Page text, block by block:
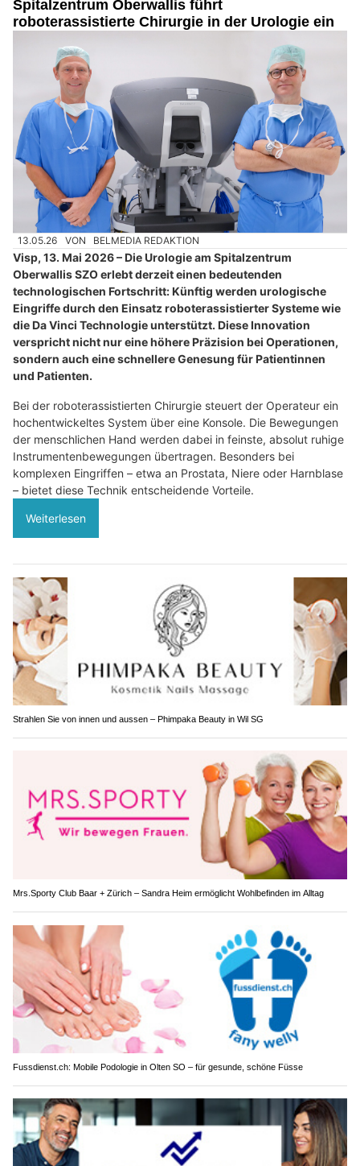
Spitalzentrum Oberwallis führt
roboterassistierte Chirurgie in der Urologie ein
13.05.26 VON BELMEDIA REDAKTION
Visp, 13. Mai 2026 – Die Urologie am Spitalzentrum
Oberwallis SZO erlebt derzeit einen bedeutenden
technologischen Fortschritt: Künftig werden urologische
Eingriffe durch den Einsatz roboterassistierter Systeme wie
die Da Vinci Technologie unterstützt. Diese Innovation
verspricht nicht nur eine höhere Präzision bei Operationen,
sondern auch eine schnellere Genesung für Patientinnen
und Patienten.
Bei der roboterassistierten Chirurgie steuert der Operateur ein
hochentwickeltes System über eine Konsole. Die Bewegungen
der menschlichen Hand werden dabei in feinste, absolut ruhige
Instrumentenbewegungen übertragen. Besonders bei
komplexen Eingriffen – etwa an Prostata, Niere oder Harnblase
– bietet diese Technik entscheidende Vorteile.
Weiterlesen
Strahlen Sie von innen und aussen – Phimpaka Beauty in Wil SG
Mrs.Sporty Club Baar + Zürich – Sandra Heim ermöglicht Wohlbefinden im Alltag
Fussdienst.ch: Mobile Podologie in Olten SO – für gesunde, schöne Füsse